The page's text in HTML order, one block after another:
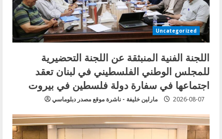
Uncategorized
اللجنة الفنية المنبثقة عن اللجنة التحضيرية
للمجلس الوطني الفلسطيني في لبنان تعقد
اجتماعها في سفارة دولة فلسطين في بيروت
مارلين خليفة - ناشرة موقع مصدر دبلوماسي 2026-08-07